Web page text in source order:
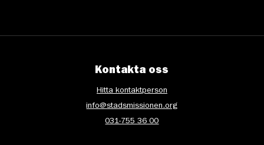
Kontakta oss
Hitta kontaktperson
info@stadsmissionen.org
031-755 36 00